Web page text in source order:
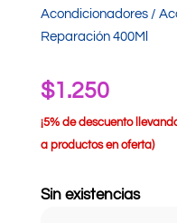
Acondicionadores/
Reparación 400Ml
$1.250
¡5% de descuento
a productos en oferta)
Sin existencias